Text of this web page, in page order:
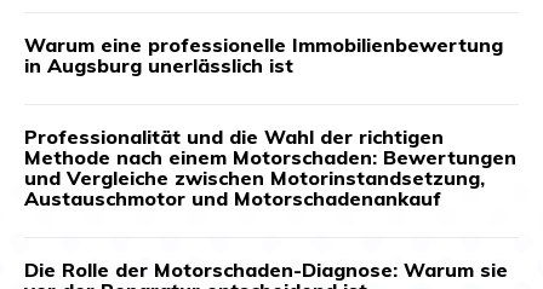
Warum eine professionelle Immobilienbewertung
in Augsburg unerlässlich ist
Professionalität und die Wahl der richtigen
Methode nach einem Motorschaden: Bewertungen
und Vergleiche zwischen Motorinstandsetzung,
Austauschmotor und Motorschadenankauf
Die Rolle der Motorschaden-Diagnose: Warum sie